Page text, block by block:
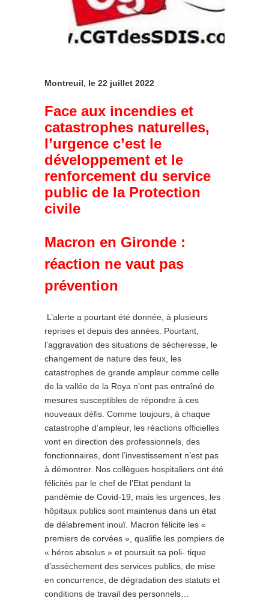
Montreuil, le 22 juillet 2022
Face aux incendies et
catastrophes naturelles,
l’urgence c’est le
développement et le
renforcement du service
public de la Protection
civile
Macron en Gironde :
réaction ne vaut pas
prévention
L’alerte a pourtant été donnée, à plusieurs
reprises et depuis des années. Pourtant,
l’aggravation des situations de sécheresse, le
changement de nature des feux, les
catastrophes de grande ampleur comme celle
de la vallée de la Roya n’ont pas entraîné de
mesures susceptibles de répondre à ces
nouveaux défis. Comme toujours, à chaque
catastrophe d’ampleur, les réactions officielles
vont en direction des professionnels, des
fonctionnaires, dont l’investissement n’est pas
à démontrer. Nos collègues hospitaliers ont été
félicités par le chef de l’Etat pendant la
pandémie de Covid-19, mais les urgences, les
hôpitaux publics sont maintenus dans un état
de délabrement inouï. Macron félicite les «
premiers de corvées », qualifie les pompiers de
« héros absolus » et poursuit sa poli- tique
d’assèchement des services publics, de mise
en concurrence, de dégradation des statuts et
conditions de travail des personnels…